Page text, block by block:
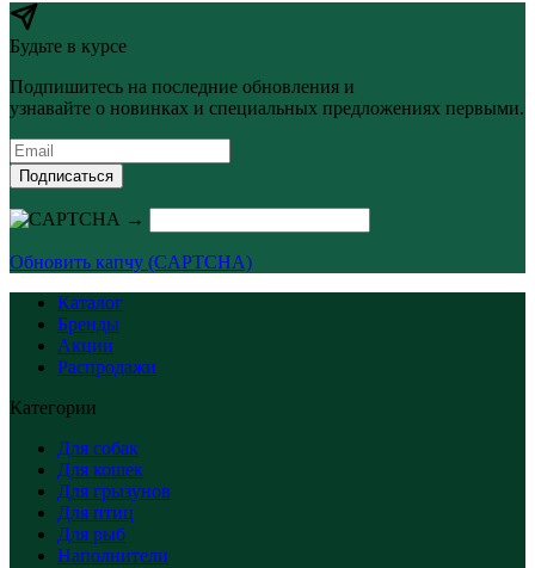
Будьте в курсе
Подпишитесь на последние обновления и
узнавайте о новинках и специальных предложениях первыми.
Подписаться
→
Обновить капчу (CAPTCHA)
Каталог
Бренды
Акции
Распродажи
Категории
Для собак
Для кошек
Для грызунов
Для птиц
Для рыб
Наполнители